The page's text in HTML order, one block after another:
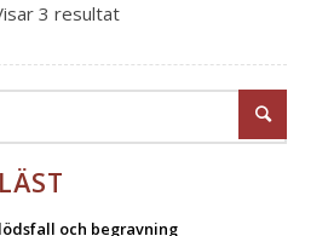
3 resultat
och begravning